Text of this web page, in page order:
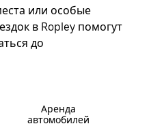
или особые
в Ropley помогут
до
Аренда
автомобилей